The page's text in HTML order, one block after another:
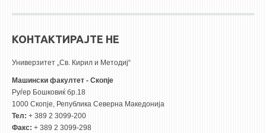
КОНТАКТИРАЈТЕ НЕ
Универзитет „Св. Кирил и Методиј“
Машински факултет - Скопје
Руѓер Бошковиќ бр.18
1000 Скопје, Република Северна Македонија
Тел: + 389 2 3099-200
Факс: + 389 2 3099-298